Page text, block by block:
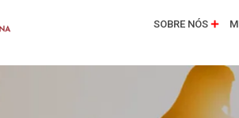
SOBRE NÓS